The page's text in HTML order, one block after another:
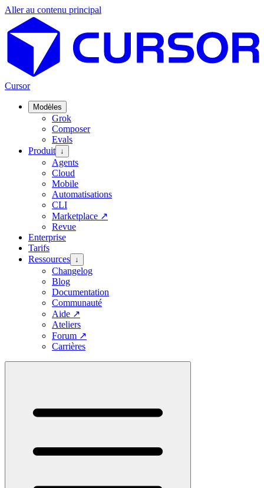
Aller au contenu principal
Cursor
Modèles
Grok
Composer
Evals
Produit ↓
Agents
Cloud
Mobile
Automatisations
CLI
Marketplace ↗
Revue
Enterprise
Tarifs
Ressources ↓
Changelog
Blog
Documentation
Communauté
Aide ↗
Ateliers
Forum ↗
Carrières